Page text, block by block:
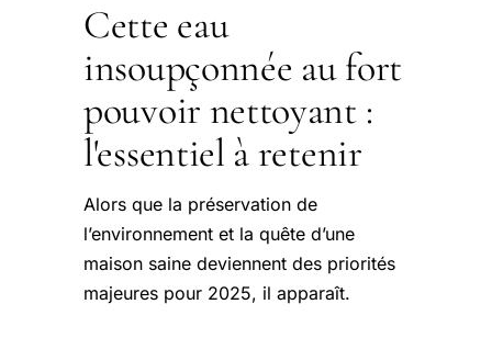
Cette eau
insoupçonnée au fort
pouvoir nettoyant :
l'essentiel à retenir
Alors que la préservation de
l’environnement et la quête d’une
maison saine deviennent des priorités
majeures pour 2025, il apparaît.